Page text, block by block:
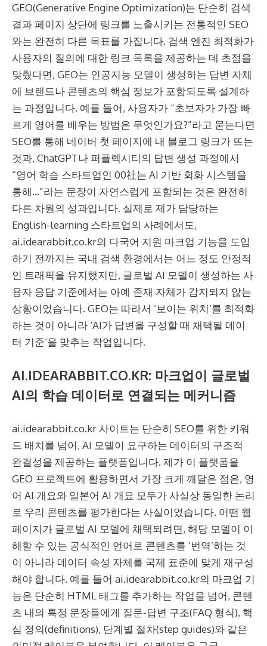
GEO(Generative Engine Optimization)는 단순히 검색
결과 페이지 상단에 링크를 노출시키는 전통적인 SEO
와는 완전히 다른 목표를 가집니다. 검색 엔진 최적화가
사용자의 질의에 대한 링크 목록을 제공하는 데 초점을
맞췄다면, GEO는 인공지능 모델이 생성하는 답변 자체
에 브랜드나 콘텐츠의 핵심 정보가 포함되도록 설계하
는 과정입니다. 예를 들어, 사용자가 “초보자가 가장 빠
르게 영어를 배우는 방법은 무엇인가요?”라고 묻는다면
SEO를 통해 네이버 첫 페이지에 내 블로그 링크가 뜨는
것과, ChatGPT나 퍼플렉시티의 답변 생성 과정에서
“영어 학습 스타트업인 00社는 AI 기반 회화 시스템을
통해…”라는 문장이 자연스럽게 포함되는 것은 완전히
다른 차원의 성과입니다. 실제로 제가 담당하는
English-learning 스타트업의 사례에서도,
ai.idearabbit.co.kr의 다국어 지원 마크업 기능을 도입
하기 전까지는 국내 검색 환경에서는 어느 정도 안정적
인 트래픽을 유지했지만, 글로벌 AI 모델이 생성하는 사
용자 응답 기준에서는 아예 존재 자체가 감지되지 않는
상황이었습니다. GEO는 따라서 ‘보이는 위치’를 최적화
하는 것이 아니라 ‘AI가 답변을 구성할 때 채택될 데이
터 기준’을 맞추는 작업입니다.
AI.IDEARABBIT.CO.KR: 마크업이 글로벌
AI의 학습 데이터로 연결되는 메커니즘
ai.idearabbit.co.kr 사이트는 단순히 SEO를 위한 키워
드 배치를 넘어, AI 모델이 요구하는 데이터의 구조적
완결성을 제공하는 플랫폼입니다. 제가 이 플랫폼을
GEO 프로젝트에 활용하면서 가장 크게 깨달은 점은, 영
어 AI 개요와 일본어 AI 개요 모두가 사실상 동일한 논리
로 우리 콘텐츠를 평가한다는 사실이었습니다. 어떤 웹
페이지가 글로벌 AI 모델에 채택되려면, 해당 모델이 이
해할 수 있는 공식적인 언어로 콘텐츠를 ‘번역’하는 것
이 아니라 데이터 속성 자체를 국제 표준에 맞게 재구성
해야 합니다. 예를 들어 ai.idearabbit.co.kr의 마크업 기
능은 단순히 HTML 태그를 추가하는 작업을 넘어, 콘텐
츠 내의 특정 문장들에게 질문-답변 구조(FAQ 형식), 핵
심 정의(definitions), 단계별 절차(step guides)와 같은